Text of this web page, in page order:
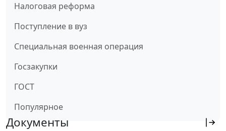
Налоговая реформа
Поступление в вуз
Специальная военная операция
Госзакупки
ГОСТ
Популярное
Документы